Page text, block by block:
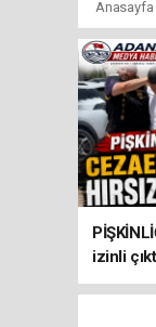
Anasayfa
izinli